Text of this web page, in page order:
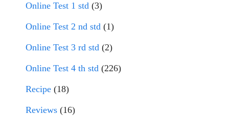
Online Test 1 std (3)
Online Test 2 nd std (1)
Online Test 3 rd std (2)
Online Test 4 th std (226)
Recipe (18)
Reviews (16)